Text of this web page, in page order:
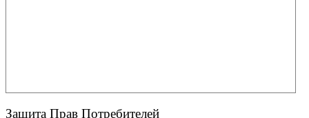
Защита Прав Потребителей